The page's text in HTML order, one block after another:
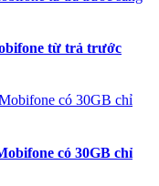
từ trả trước
có 30GB chỉ